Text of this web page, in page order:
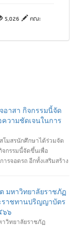
5,026
คณะ
อาสา กิจกรรมนี้จัด
วามชัดเจนในการ
โมสรนักศึกษาได้ร่วมจัด
กรรมนี้จัดขึ้นเพื่อ
รจอดรถ อีกทั้งเสริมสร้าง
มหาวิทยาลัยราชภัฏ
ราชทานปริญญาบัตร
๖๖
วิทยาลัยราชภัฏ